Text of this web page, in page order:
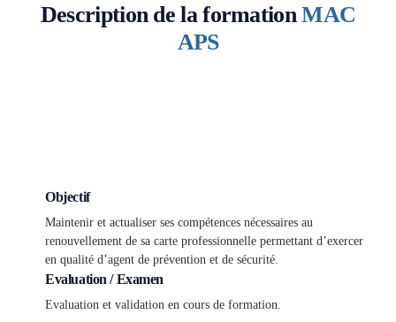
Description de la formationMAC
APS
Objectif
Maintenir et actualiser ses compétences nécessaires au
renouvellement de sa carte professionnelle permettant d’exercer
en qualité d’agent de prévention et de sécurité.
Evaluation / Examen
Evaluation et validation en cours de formation.